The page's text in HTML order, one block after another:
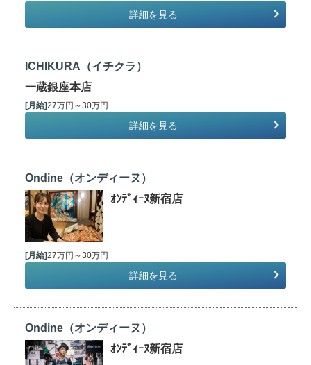
詳細を見る
ICHIKURA（イチクラ）
一蔵銀座本店
[月給]27万円～30万円
詳細を見る
Ondine（オンディーヌ）
ｵﾝﾃﾞｨｰﾇ新宿店
[月給]27万円～30万円
詳細を見る
Ondine（オンディーヌ）
ｵﾝﾃﾞｨｰﾇ新宿店